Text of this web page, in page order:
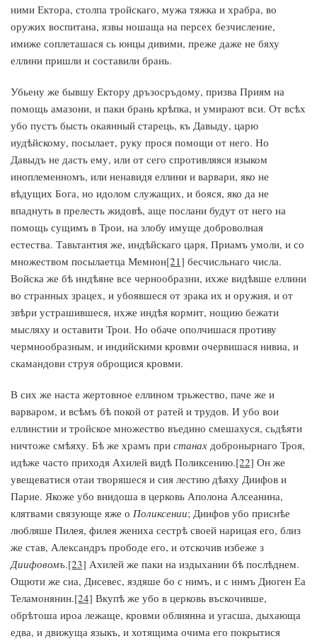
ними Ектора, столпа тройскаго, мужа тяжка и храбра, во
оружих воспитана, язвы ношаща на персех безчисление,
имиже соплеташася сь юнцы дивими, преже даже не бяху
еллини пришли и составили брань.
Убьену же бывшу Ектору дръзосръдому, призва Приям на
помощь амазони, и паки брань крѣпка, и умирают вси. От всѣх
убо пустъ бысть окаянный старець, къ Давыду, царю
иудѣйскому, посылает, руку прося помощи от него. Но
Давыдъ не дасть ему, или от сего спротивляяся языком
иноплеменномъ, или ненавидя еллини и варвари, яко не
вѣдущих Бога, но идолом служащих, и бояся, яко да не
впаднуть в прелесть жидовѣ, аще послани будут от него на
помощь сущимъ в Трои, на злобу имуще доброволная
естества. Тавьтантия же, индѣйскаго царя, Приамъ умоли, и со
множеством посылаетца Мемнон[21] бесчисльнаго числа.
Войска же бѣ индѣяне все чернообразни, ихже видѣвше еллини
во странных зрацех, и убоявшеся от зрака их и оружия, и от
звѣри устрашившеся, ихже индѣя кормит, нощию бежати
мысляху и оставити Трои. Но обаче ополчишася противу
чермнообразным, и индийскими кровми очервишася нивиа, и
скамандови струя оброщися кровми.
В сих же наста жертовное еллином трьжество, паче же и
варваром, и всѣмъ бѣ покой от ратей и трудов. И убо вои
еллинстии и тройское множество въедино смешахуся, сьдѣяти
ничтоже смѣяху. Бѣ же храмъ при станах добронырнаго Троя,
идѣже часто приходя Ахилей видѣ Поликсению.[22] Он же
увещеватися отаи творяшеся и сия лестию дѣяху Диифов и
Парие. Якоже убо внидоша в церковь Аполона Алсеанина,
клятвами связующе яже о Поликсении; Диифов убо приснѣе
любляше Пилея, филея жениха сестрѣ своей нарицая его, близ
же став, Александръ прободе его, и отскочив избеже з
Диифовомъ.[23] Ахилей же паки на издыхании бѣ послѣднем.
Ощюти же сиа, Дисевес, яздяше бо с нимъ, и с ннмъ Диоген Еа
Теламонянин.[24] Вкупѣ же убо в церковь въскочивше,
обрѣтоша ироа лежаще, кровми облиянна и угасша, дыхающа
едва, и движуща языкъ, и хотящима очима его покрытися